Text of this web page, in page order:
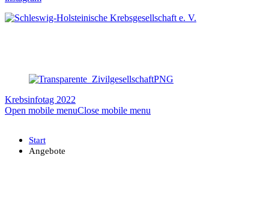
Krebsinfotag 2022
Open mobile menuClose mobile menu
Start
Angebote